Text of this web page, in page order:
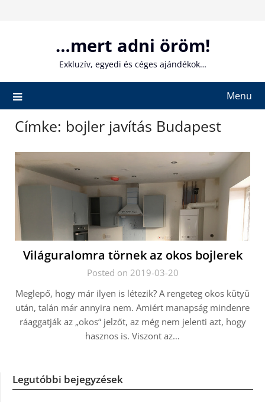
…mert adni öröm!
Exkluzív, egyedi és céges ajándékok…
Menu
Címke: bojler javítás Budapest
Világuralomra törnek az okos bojlerek
Posted on 2019-03-20
Meglepő, hogy már ilyen is létezik? A rengeteg okos kütyü
után, talán már annyira nem. Amiért manapság mindenre
ráaggatják az „okos“ jelzőt, az még nem jelenti azt, hogy
hasznos is. Viszont az…
Legutóbbi bejegyzések